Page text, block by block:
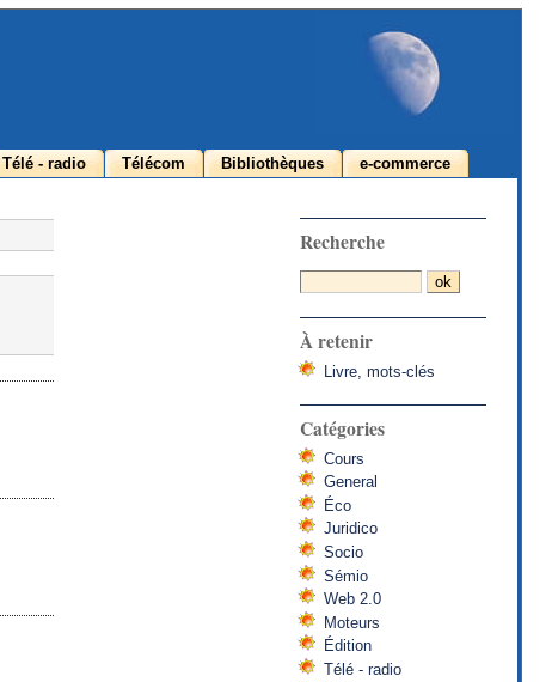
Télé - radio Télécom Bibliothèques e-commerce
Recherche
À retenir
Livre, mots-clés
Catégories
Cours
General
Éco
Juridico
Socio
Sémio
Web 2.0
Moteurs
Édition
Télé - radio